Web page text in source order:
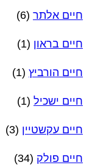
חיים אלתר (6)
חיים בראון (1)
חיים הורביץ (1)
חיים ישכיל (1)
חיים עקשטיין (3)
חיים פולק (34)